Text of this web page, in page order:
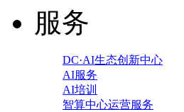
服务
DC·AI生态创新中心
AI服务
AI培训
智算中心运营服务